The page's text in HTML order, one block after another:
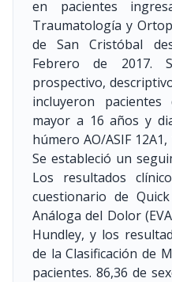
en pacientes
Traumatología y
de San Cristóbal
Febrero de 2017.
prospectivo,
incluyeron
mayor a 16 años y
húmero AO/ASIF
Se estableció un
Los resultados
cuestionario de
Análoga del Dolor
Hundley, y los
de la Clasificación de
pacientes. 86,36 de